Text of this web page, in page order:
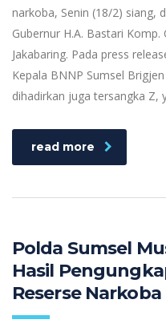
narkoba, Senin (18/2) siang,
Gubernur H.A. Bastari
Jakabaring. Pada press
Kepala BNNP Sumsel
dihadirkan juga tersangka Z,
read more
Polda Sumsel
Hasil
Reserse Narkoba